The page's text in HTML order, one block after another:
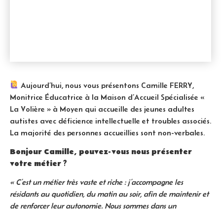
Aujourd’hui, nous vous présentons Camille FERRY,
Monitrice Éducatrice à la Maison d’Accueil Spécialisée «
La Volière » à Moyen qui accueille des jeunes adultes
autistes avec déficience intellectuelle et troubles associés.
La majorité des personnes accueillies sont non-verbales.
Bonjour Camille, pouvez-vous nous présenter
votre métier ?
« C’est un métier très vaste et riche : j’accompagne les
résidants au quotidien, du matin au soir, afin de maintenir et
de renforcer leur autonomie. Nous sommes dans un